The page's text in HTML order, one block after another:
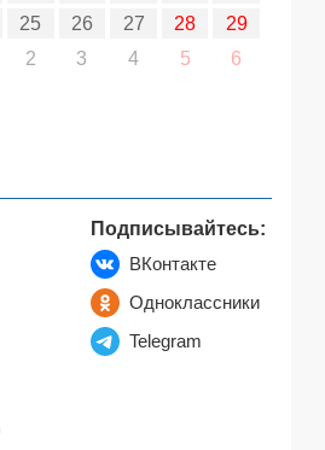
25 26 27 28
29
2 3 4 5 6
Подписывайтесь:
ВКонтакте
Одноклассники
Telegram